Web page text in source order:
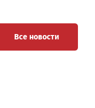
Все новости